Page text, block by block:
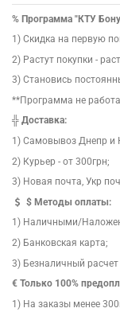
% Программа "КТУ
1) Скидка на первую
2) Растут покупки -
3) Становись
**Программа не
╬ Доставка:
1) Самовывоз Днепр и
2) Курьер - от 300грн;
3) Новая почта, Укр
$Методы оплаты:
1) Наличными/
2) Банковская карта;
3) Безналичный
€ Только 100%
1) На заказы менее